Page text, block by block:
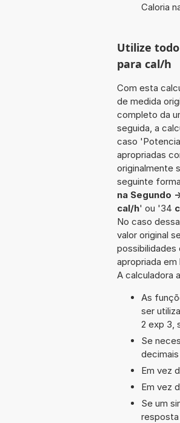
Caloria
Utilize
para cal/h
Com esta
de medida
completo da
seguida, a
caso
apropriadas
originalmente
seguinte
na Segundo
cal/h' ou '34
No caso
valor original
possibilidades
apropriada
A calculadora
As
ser
2 exp 3,
Se
Em vez
Em vez
Se um